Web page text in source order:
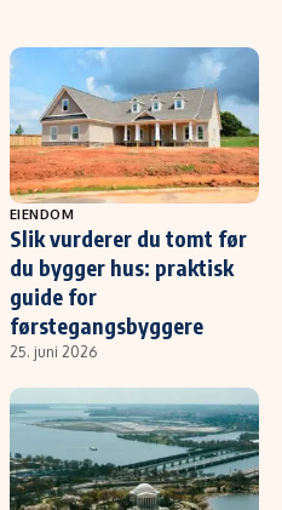
EIENDOM
Slik vurderer du tomt før
du bygger hus: praktisk
guide for
førstegangsbyggere
25. juni 2026